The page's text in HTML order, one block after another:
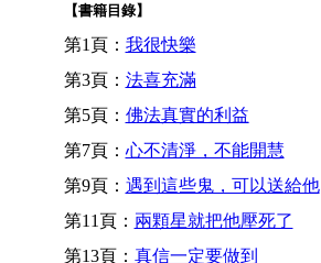
【書籍目錄】
第1頁： 我很快樂
第3頁： 法喜充滿
第5頁： 佛法真實的利益
第7頁： 心不清淨，不能開慧
第9頁： 遇到這些鬼，可以送給他
第11頁： 兩顆星就把他壓死了
第13頁： 真信一定要做到